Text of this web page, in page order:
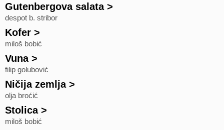
Gutenbergova salata>
despot b. stribor
Kofer >
miloš bobić
Vuna>
filip golubović
Ničija zemlja>
olja broćić
Stolica>
miloš bobić